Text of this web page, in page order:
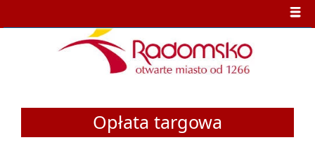
Opłata targowa